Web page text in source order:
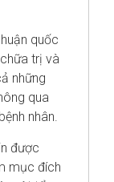
quốc
trị và
những
qua
nhân.
được
mục đích